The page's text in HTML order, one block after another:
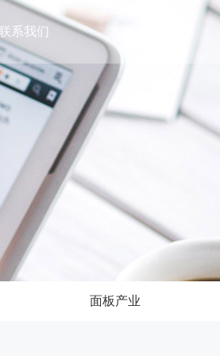
系我们
面板产业